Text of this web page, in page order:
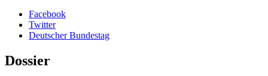
Facebook
Twitter
Deutscher Bundestag
Dossier